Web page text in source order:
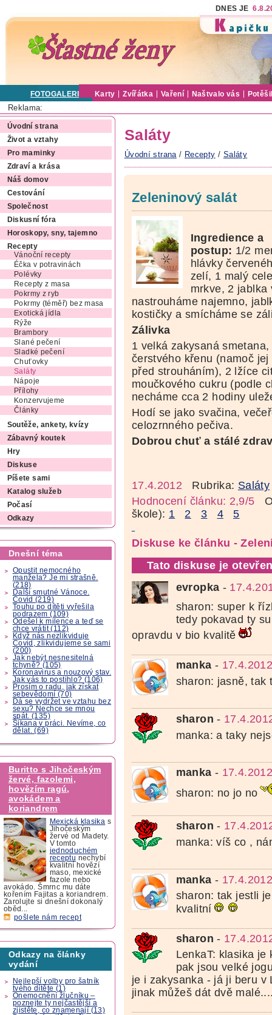
DNES JE
FOTOGALERIE Karty Zvířátka Vaření Naštvalo vás
Reklama:
Úvodní strana
Život a vztahy
Pro maminky
Zdraví a krása
Náš domov
Cestování
Společnost
Diskusní fóra
Horoskopy, sny, tajemno
Recepty
Vánoční recepty
Éčka v potravinách
Polévky
Recepty z masa
Pokrmy z ryb
Pokrmy (téměř) bez masa
Exotická jídla
Rýže
Brambory
Slané pečení
Sladké pečení
Chuťovky
Saláty
Nápoje
Přílohy
Konzervujeme
Články
Soutěže, ankety, kvízy
Zábavný koutek
Hry
Diskuse
Píšete sami
Katalog služeb
Počasí
Odkazy
Dnešní téma
Opustit nemocného
manžela? Je mi strašně.
(218)
Další smutné Vánoce.
Covid (219)
Touhu po dítěti vyřešila
podrazem (109)
Odešel k milence a teď se
chce vrátit (112)
Když nás nezlikviduje
Covid, zlikvidujeme se sami
(200)
Jak nebýt nesnesitelná
tchyně? (105)
Koronavirus a nouzový stav.
Jak vás to postihlo? (106)
Prosím o radu, jak získat
sebevědomí (70)
Dá se vydržet ve vztahu bez
sexu? Nechce se mnou
spát. (135)
Šikana v práci. Nevíme, co
dělat. (69)
Buritto s Jihočeským
žervé, fazolemi,
hovězím ragú,
avokádem a
koriandrem
Mexická klasika s
Jihočeským
žervé od Madety.
V tomto
jednoduchém
receptu nechybí
kvalitní hovězí
maso, mexické
fazole nebo
avokádo. Šmrnc mu dáte
kořením Fajitas a koriandrem.
Zarolujte si dnešní dokonalý
oběd...
pošlete nám recept
Odkazy na články
vydání
Nejlepší volby pro šatník
tvého dítěte (1)
Onemocnění žlučníku –
poznejte ty nejčastější a
zjistěte, co znamenají (13)
Saláty
Úvodní strana / Recepty / Saláty
Zeleninový salát
Ingredience a
postup: 1/2
hlávky
zelí, 1 malý
mrkve, 2 jablka
nastrouháme najemno,
kostičky a smícháme se
Zálivka
1 velká zakysaná
čerstvého křenu (namoč
před strouháním), 2 lžíce
moučkového cukru (podle
necháme cca 2 hodiny
Hodí se jako svačina,
celozrnného pečiva.
Dobrou chuť a stálé
17.4.2012 Rubrika: Saláty
Hodnocení článku: 2,9/5
škole): 1 2 3 4 5
Diskuse ke článku -
Tato diskuse je
evropka -
sharon: super k
tedy pokavad ty
opravdu v bio kvalitě
manka -
sharon: jasně, tak
sharon -
manka: a taky
manka -
sharon: no jo no
sharon -
manka: víš co ,
manka -
sharon: tak jestli
kvalitní
sharon -
LenkaT: klasika je
pak jsou velké
je i zakysanka - já ji beru v
jinak můžeš dát dvě